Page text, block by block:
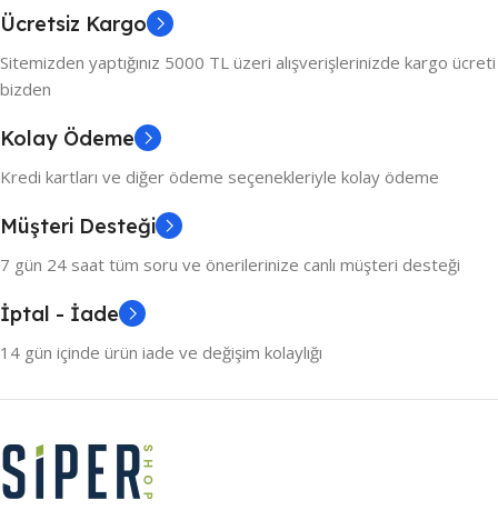
Ücretsiz Kargo
Sitemizden yaptığınız 5000 TL üzeri alışverişlerinizde kargo ücreti
bizden
Kolay Ödeme
Kredi kartları ve diğer ödeme seçenekleriyle kolay ödeme
Müşteri Desteği
7 gün 24 saat tüm soru ve önerilerinize canlı müşteri desteği
İptal - İade
14 gün içinde ürün iade ve değişim kolaylığı